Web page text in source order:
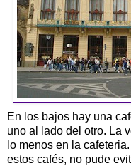
En los bajos hay una
uno al lado del otro. La
lo menos en la
estos cafés, no pude